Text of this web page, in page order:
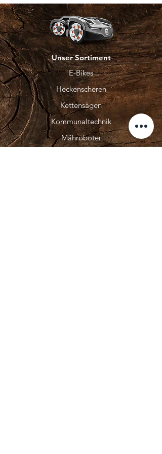
Unser Sortiment
E-Bikes
Heckenscheren
Kettensägen
Kommunaltechnik
Mähroboter